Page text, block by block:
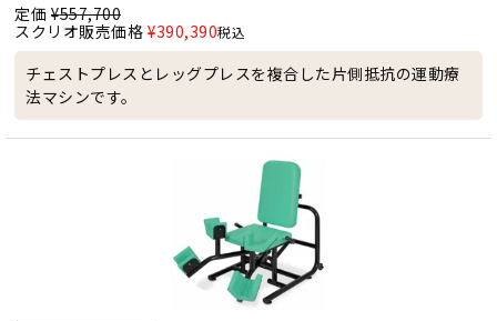
定価 ¥557,700
スクリオ販売価格 ¥390,390税込
チェストプレスとレッグプレスを複合した片側抵抗の運動療
法マシンです。